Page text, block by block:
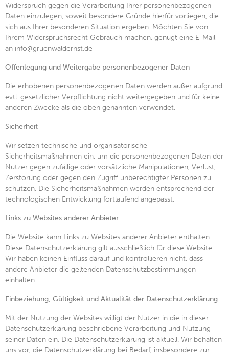
Widerspruch gegen die Verarbeitung Ihrer personenbezogenen
Daten einzulegen, soweit besondere Gründe hierfür vorliegen, die
sich aus Ihrer besonderen Situation ergeben. Möchten Sie von
Ihrem Widerspruchsrecht Gebrauch machen, genügt eine E-Mail
an info@gruenwaldernst.de
Offenlegung und Weitergabe personenbezogener Daten
Die erhobenen personenbezogenen Daten werden außer aufgrund
evtl. gesetzlicher Verpflichtung nicht weitergegeben und für keine
anderen Zwecke als die oben genannten verwendet.
Sicherheit
Wir setzen technische und organisatorische
Sicherheitsmaßnahmen ein, um die personenbezogenen Daten der
Nutzer gegen zufällige oder vorsätzliche Manipulationen, Verlust,
Zerstörung oder gegen den Zugriff unberechtigter Personen zu
schützen. Die Sicherheitsmaßnahmen werden entsprechend der
technologischen Entwicklung fortlaufend angepasst.
Links zu Websites anderer Anbieter
Die Website kann Links zu Websites anderer Anbieter enthalten.
Diese Datenschutzerklärung gilt ausschließlich für diese Website.
Wir haben keinen Einfluss darauf und kontrollieren nicht, dass
andere Anbieter die geltenden Datenschutzbestimmungen
einhalten.
Einbeziehung, Gültigkeit und Aktualität der Datenschutzerklärung
Mit der Nutzung der Websites willigt der Nutzer in die in dieser
Datenschutzerklärung beschriebene Verarbeitung und Nutzung
seiner Daten ein. Die Datenschutzerklärung ist aktuell. Wir behalten
uns vor, die Datenschutzerklärung bei Bedarf, insbesondere zur